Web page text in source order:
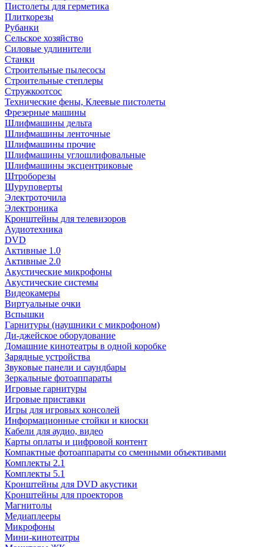
Пистолеты для герметика
Плиткорезы
Рубанки
Сельское хозяйство
Силовые удлинители
Станки
Строительные пылесосы
Строительные степлеры
Стружкоотсос
Технические фены, Клеевые пистолеты
Фрезерные машины
Шлифмашины дельта
Шлифмашины ленточные
Шлифмашины прочие
Шлифмашины углошлифовальные
Шлифмашины эксцентриковые
Штроборезы
Шуруповерты
Электроточила
Электроника
Кронштейны для телевизоров
Аудиотехника
DVD
Активные 1.0
Активные 2.0
Акустические микрофоны
Акустические системы
Видеокамеры
Виртуальные очки
Вспышки
Гарнитуры (наушники с микрофоном)
Ди-джейское оборудование
Домашние кинотеатры в одной коробке
Зарядные устройства
Звуковые панели и саундбары
Зеркальные фотоаппараты
Игровые гарнитуры
Игровые приставки
Игры для игровых консолей
Информационные стойки и киоски
Кабели для аудио, видео
Карты оплаты и цифровой контент
Компактные фотоаппараты со сменными объективами
Комплекты 2.1
Комплекты 5.1
Кронштейны для DVD акустики
Кронштейны для проекторов
Магнитолы
Медиаплееры
Микрофоны
Мини-кинотеатры